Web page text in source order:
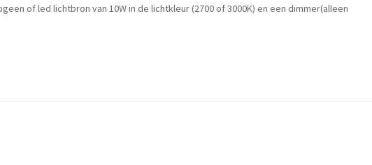
of led lichtbron van 10W in de lichtkleur (2700 of 3000K) en een dimmer(alleen